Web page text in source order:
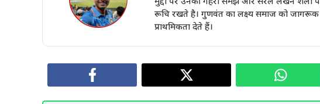
रूचि रखते है। गुणवंत का लक्ष्य समाज को जागरूक
प्राथमिकता देते हैं।